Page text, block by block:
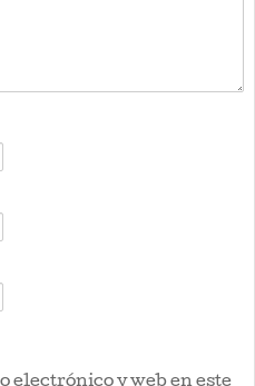
electrónico y web en este